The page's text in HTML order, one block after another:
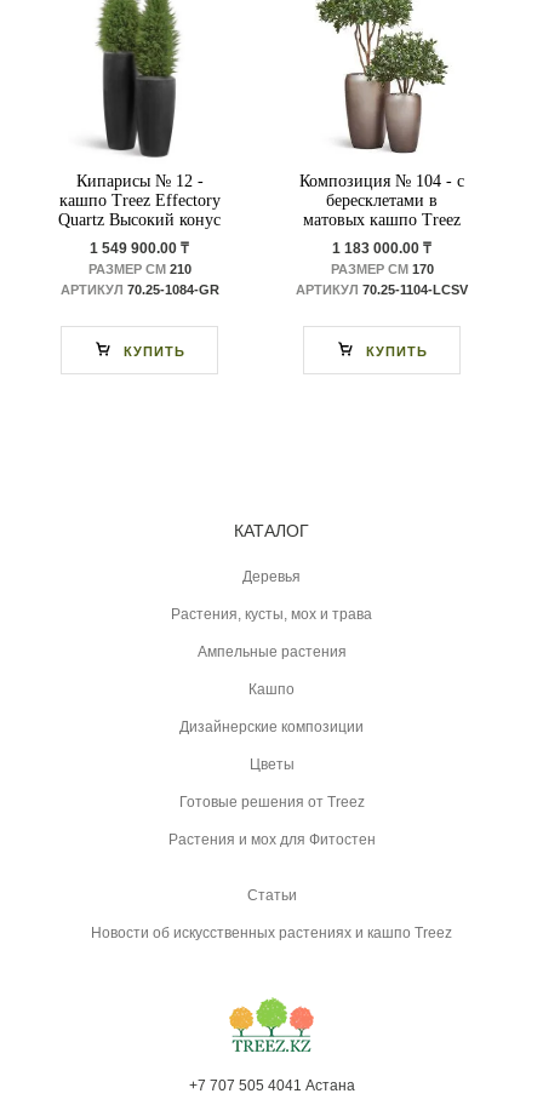
Кипарисы № 12 -
кашпо Treez Effectory
Quartz Высокий конус
Design
1 549 900.00 ₸
РАЗМЕР СМ210
АРТИКУЛ 70.25-1084-GR
КУПИТЬ
Композиция № 104 - с
бересклетами в
матовых кашпо Treez
Effectory Metal
1 183 000.00 ₸
РАЗМЕР СМ170
АРТИКУЛ 70.25-1104-LСSV
КУПИТЬ
КАТАЛОГ
Деревья
Растения, кусты, мох и трава
Ампельные растения
Кашпо
Дизайнерские композиции
Цветы
Готовые решения от Treez
Растения и мох для Фитостен
Статьи
Новости об искусственных растениях и кашпо Treez
+7 707 505 4041 Астана